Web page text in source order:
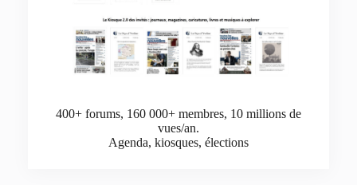
400+ forums, 160 000+ membres, 10 millions de
vues/an.
Agenda, kiosques, élections